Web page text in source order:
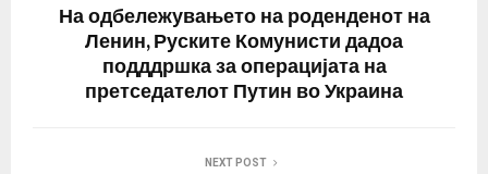
палата за Марин Ле…
На одбележувањето на роденденот на
Ленин, Руските Комунисти дадоа
подддршка за операцијата на
претседателот Путин во Украина
NEXT POST